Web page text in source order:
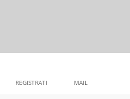
MAIL
REGISTRATI